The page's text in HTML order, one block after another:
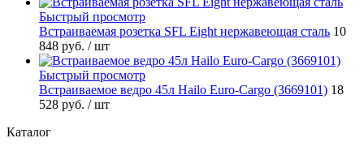
Быстрый просмотр
Встраиваемая розетка SFL Eight нержавеющая сталь 10
848 руб. / шт
Быстрый просмотр
Встраиваемое ведро 45л Hailo Euro-Cargo (3669101) 18
528 руб. / шт
Каталог